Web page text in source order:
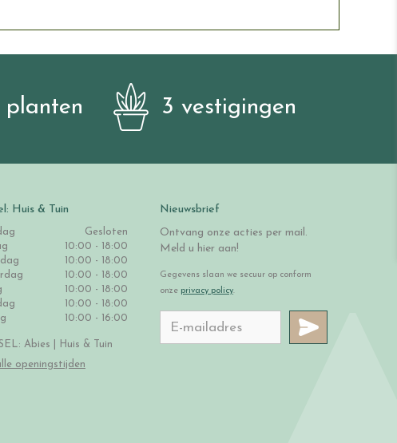
planten 3 vestigingen
Huis & Tuin
Gesloten
10:00 - 18:00
10:00 - 18:00
10:00 - 18:00
10:00 - 18:00
10:00 - 18:00
10:00 - 16:00
Abies | Huis & Tuin
openingstijden
Nieuwsbrief
Ontvang onze acties per mail.
Meld u hier aan!
Gegevens slaan we secuur op conform
onze privacy policy.